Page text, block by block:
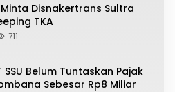
Minta Disnakertrans Sultra
TKA
711
SSU Belum Tuntaskan Pajak
Sebesar Rp8 Miliar